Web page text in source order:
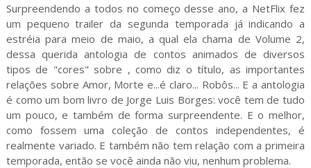
Surpreendendo a todos no começo desse ano, a NetFlix fez
um pequeno trailer da segunda temporada já indicando a
estréia para meio de maio, a qual ela chama de Volume 2,
dessa querida antologia de contos animados de diversos
tipos de "cores" sobre , como diz o título, as importantes
relações sobre Amor, Morte e...é claro... Robôs... E a antologia
é como um bom livro de Jorge Luis Borges: você tem de tudo
um pouco, e também de forma surpreendente. E o melhor,
como fossem uma coleção de contos independentes, é
realmente variado. E também não tem relação com a primeira
temporada, então se você ainda não viu, nenhum problema.